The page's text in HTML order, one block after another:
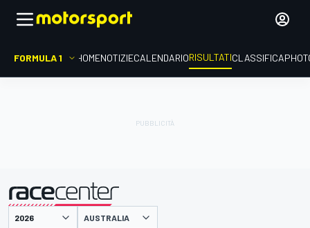
FORMULA 1 HOMENOTIZIECALENDARIORISULTATICLASSIFICA
presentato da AUSTRALIA